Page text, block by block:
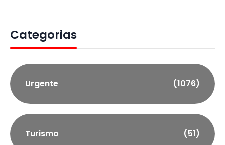
Categorias
Urgente (1076)
Turismo (51)